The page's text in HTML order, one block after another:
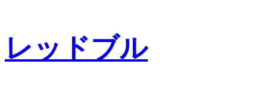
レッドブル